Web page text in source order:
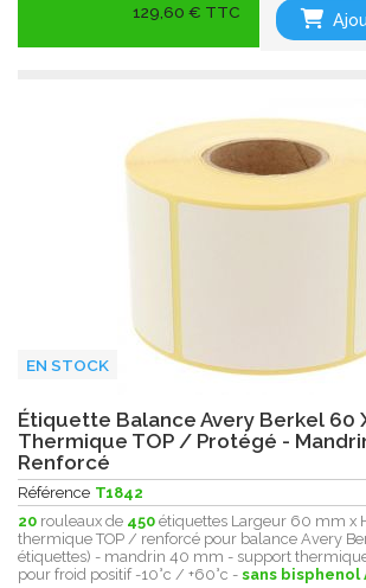
129,60 € TTC
EN STOCK
Étiquette Balance Avery Berkel 60
Thermique TOP / Protégé -
Renforcé
Référence T1842
20 rouleaux de 450 étiquettes Largeur 60 mm x
thermique TOP / renforcé pour balance Avery
étiquettes) - mandrin 40 mm - support
pour froid positif -10°c / +60°c - sans bisphenol